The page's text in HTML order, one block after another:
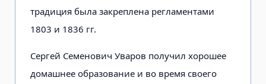
традиция была закреплена регламентами
1803 и 1836 гг.
Сергей Семенович Уваров получил хорошее
домашнее образование и во время своего